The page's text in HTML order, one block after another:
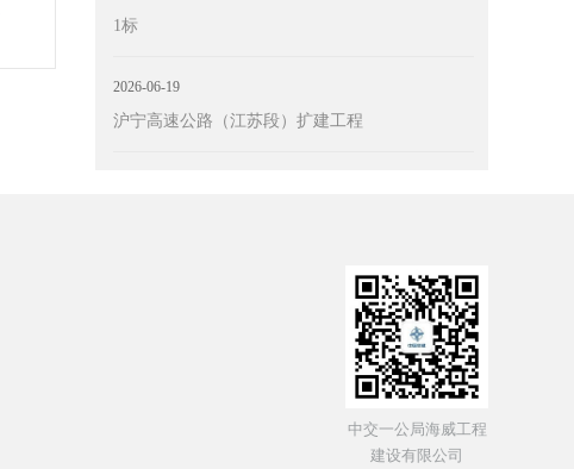
1标
2026-06-19
沪宁高速公路（江苏段）扩建工程
中交一公局海威工程
建设有限公司